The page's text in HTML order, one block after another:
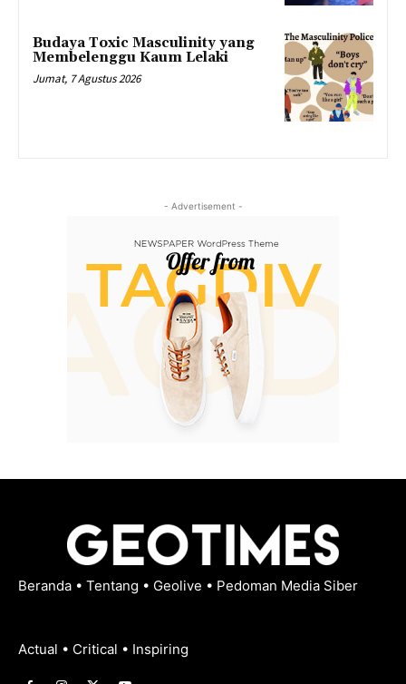
Budaya Toxic Masculinity yang
Membelenggu Kaum Lelaki
Jumat, 7 Agustus 2026
- Advertisement -
Beranda • Tentang • Geolive • Pedoman Media Siber
Actual • Critical • Inspiring